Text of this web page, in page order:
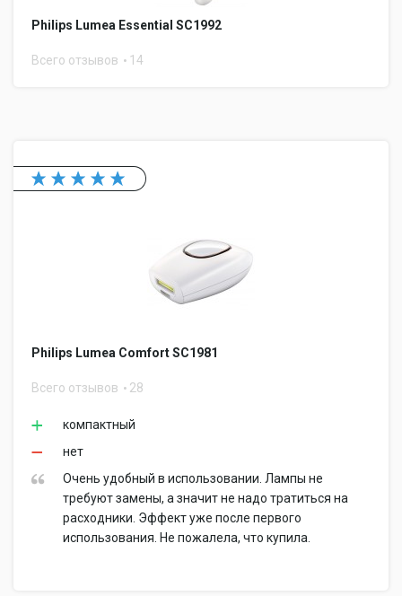
Philips Lumea Essential SC1992
Всего отзывов 14
Philips Lumea Comfort SC1981
Всего отзывов 28
компактный
нет
Очень удобный в использовании. Лампы не
требуют замены, а значит не надо тратиться на
расходники. Эффект уже после первого
использования. Не пожалела, что купила.